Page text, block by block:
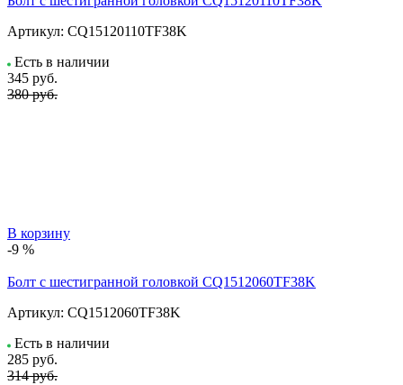
Артикул: CQ15120110TF38K
Есть в наличии
345 руб.
380 руб.
В корзину
-9 %
Болт с шестигранной головкой CQ1512060TF38K
Артикул: CQ1512060TF38K
Есть в наличии
285 руб.
314 руб.